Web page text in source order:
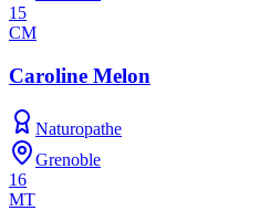
15
CM
Caroline Melon
Naturopathe
Grenoble
16
MT